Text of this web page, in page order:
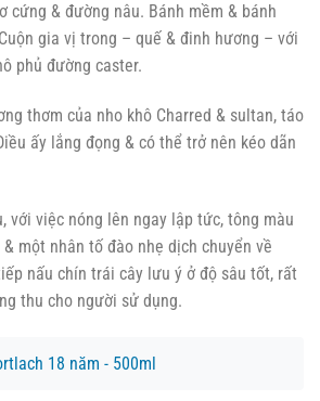
cứng & đường nâu. Bánh mềm & bánh
gia vị trong – quế & đinh hương – với
phủ đường caster.
thơm của nho khô Charred & sultan, táo
ấy lắng đọng & có thể trở nên kéo dãn
với việc nóng lên ngay lập tức, tông màu
một nhân tố đào nhẹ dịch chuyển về
nấu chín trái cây lưu ý ở độ sâu tốt, rất
thu cho người sử dụng.
18 năm - 500ml